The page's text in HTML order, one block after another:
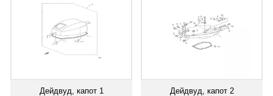
Дейдвуд, капот 1 Дейдвуд, капот 2